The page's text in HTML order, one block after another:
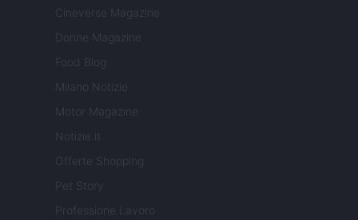
Cineverse Magazine
Donne Magazine
Food Blog
Milano Notizie
Motor Magazine
Notizie.it
Offerte Shopping
Pet Story
Professione Lavoro